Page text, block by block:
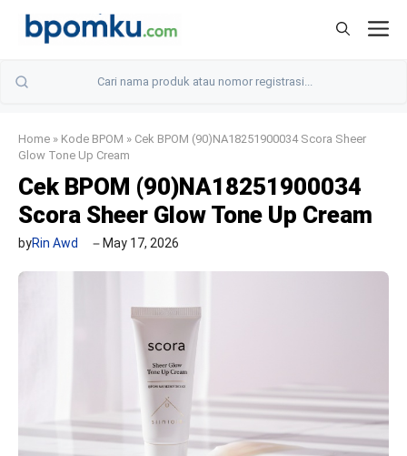
Skip
Home » Kode BPOM » Cek BPOM (90)NA18251900034 Scora Sheer
Glow Tone Up Cream
Cek BPOM (90)NA18251900034
Scora Sheer Glow Tone Up Cream
byRin Awd May 17, 2026